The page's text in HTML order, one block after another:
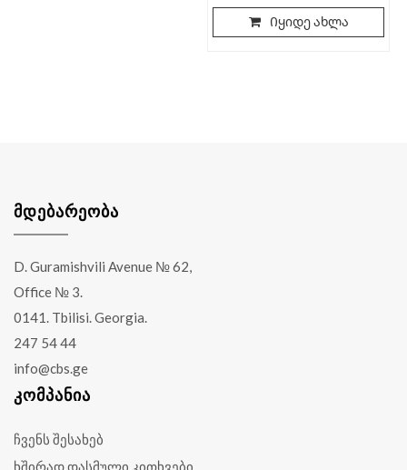
Იყიდე ახლა
ᲛᲓᲔᲑᲐᲠᲔᲝᲑᲐ
D. Guramishvili Avenue № 62,
Office № 3.
0141. Tbilisi. Georgia.
247 54 44
info@cbs.ge
ᲙᲝᲛᲞᲐᲜᲘᲐ
ჩვენს შესახებ
ხშირად დასმული კითხვები